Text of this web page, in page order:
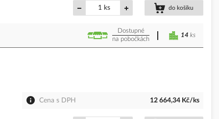
ks do košíku
Dostupné
na pobočkách
14 ks
Cena s DPH 12 664,34 Kč/ks